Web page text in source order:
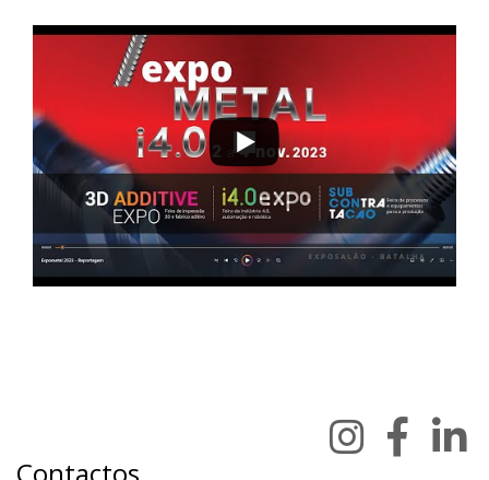
Contactos